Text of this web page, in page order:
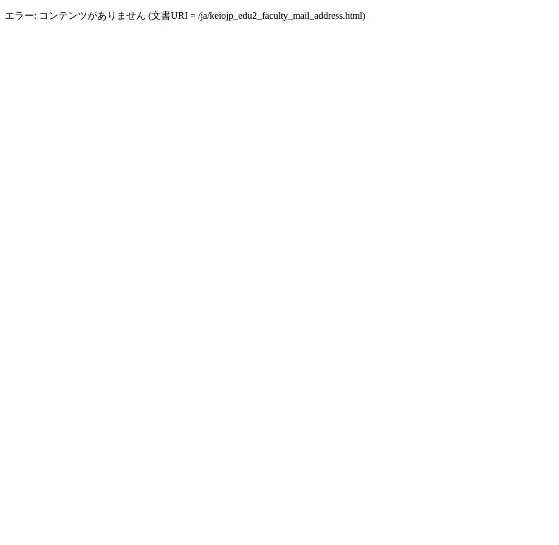
エラー: コンテンツがありません (文書URI = /ja/keiojp_edu2_faculty_mail_address.html)